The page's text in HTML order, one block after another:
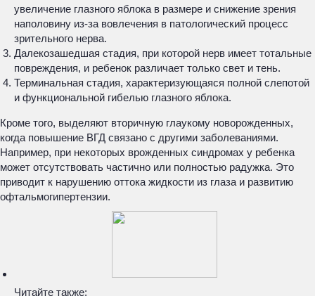
увеличение глазного яблока в размере и снижение зрения
наполовину из-за вовлечения в патологический процесс
зрительного нерва.
Далекозашедшая стадия, при которой нерв имеет тотальные
повреждения, и ребенок различает только свет и тень.
Терминальная стадия, характеризующаяся полной слепотой
и функциональной гибелью глазного яблока.
Кроме того, выделяют вторичную глаукому новорожденных,
когда повышение ВГД связано с другими заболеваниями.
Например, при некоторых врожденных синдромах у ребенка
может отсутствовать частично или полностью радужка. Это
приводит к нарушению оттока жидкости из глаза и развитию
офтальмогипертензии.
Читайте также: